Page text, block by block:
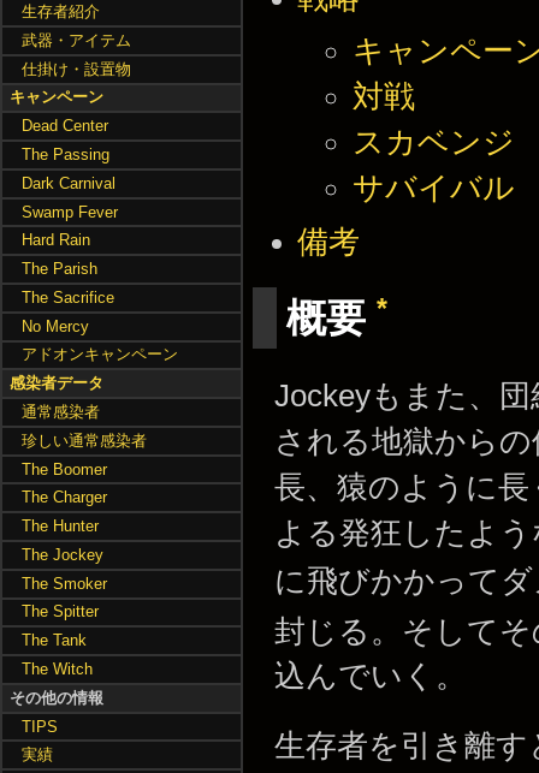
キャンペー
対戦
スカベンジ
サバイバル
備考
概要 *
Jockeyもまた、
される地獄から
長、猿のように
よる発狂したよ
に飛びかかって
封じる。そして
込んでいく。
生存者を引き離
生存者紹介
武器・アイテム
仕掛け・設置物
キャンペーン
Dead Center
The Passing
Dark Carnival
Swamp Fever
Hard Rain
The Parish
The Sacrifice
No Mercy
アドオンキャンペーン
感染者データ
通常感染者
珍しい通常感染者
The Boomer
The Charger
The Hunter
The Jockey
The Smoker
The Spitter
The Tank
The Witch
その他の情報
TIPS
実績